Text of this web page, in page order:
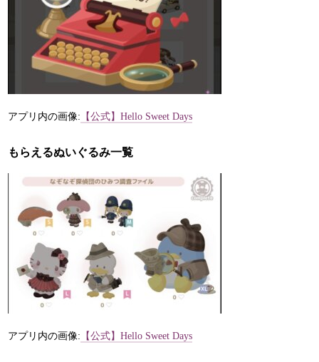
アプリ内の画像: 【公式】Hello Sweet Days
もらえるぬいぐるみ一覧
アプリ内の画像: 【公式】Hello Sweet Days